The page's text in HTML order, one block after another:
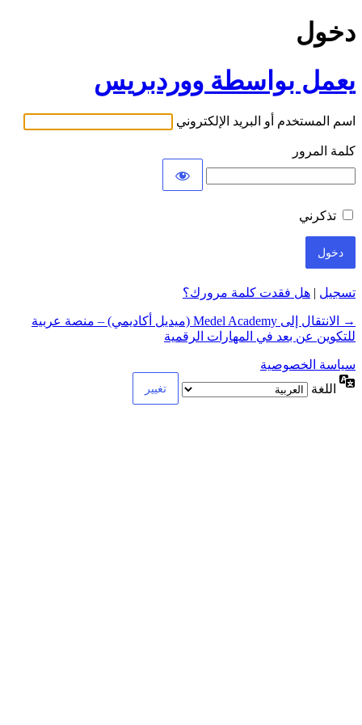
دخول
يعمل بواسطة ووردبريس
اسم المستخدم أو البريد الإلكتروني
كلمة المرور
تذكرني
تسجيل | هل فقدت كلمة مرورك؟
→ الانتقال إلى Medel Academy (ميديل أكاديمي) – منصة عربية
للتكوين عن بعد في المهارات الرقمية
سياسة الخصوصية
اللغة